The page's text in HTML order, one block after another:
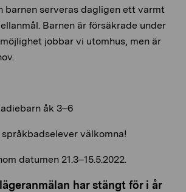
barnen serveras dagligen ett varmt
Barnen är försäkrade under
jobbar vi utomhus, men är
åk 3–6
språkbadselever välkomna!
datumen 21.3–15.5.2022.
har stängt för i år